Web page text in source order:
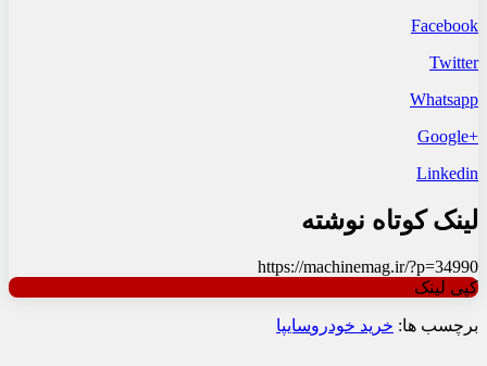
Facebook
Twitter
Whatsapp
+Google
Linkedin
لینک کوتاه نوشته
https://machinemag.ir/?p=34990
کپی لینک
برچسب ها: خرید خودروسایپا